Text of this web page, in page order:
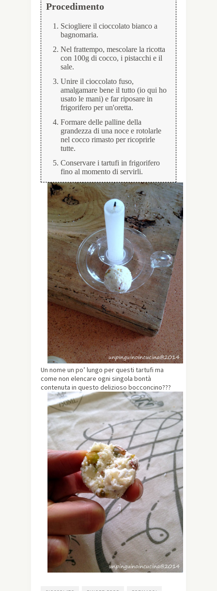
Procedimento
Sciogliere il cioccolato bianco a
bagnomaria.
Nel frattempo, mescolare la ricotta
con 100g di cocco, i pistacchi e il
sale.
Unire il cioccolato fuso,
amalgamare bene il tutto (io qui ho
usato le mani) e far riposare in
frigorifero per un'oretta.
Formare delle palline della
grandezza di una noce e rotolarle
nel cocco rimasto per ricoprirle
tutte.
Conservare i tartufi in frigorifero
fino al momento di servirli.
Un nome un po’ lungo per questi tartufi ma
come non elencare ogni singola bontà
contenuta in questo delizioso bocconcino???